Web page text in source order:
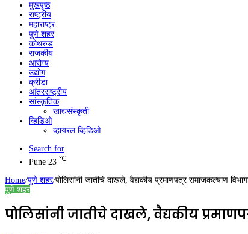
मुखपृष्ठ
राष्ट्रीय
महाराष्ट्र
पुणे शहर
कोथरुड
राजकीय
आरोग्य
उद्योग
क्रीडा
आंतरराष्ट्रीय
सांस्कृतिक
खाद्यसंस्कृती
व्हिडिओ
व्हायरल व्हिडिओ
Search for
Pune 23 ℃
Home/पुणे शहर/पोलिसांनी जातीचे दाखले, वैद्यकीय प्रमाणपत्र समाजकल्याण
पुणे शहर
पोलिसांनी जातीचे दाखले, वैद्यकीय